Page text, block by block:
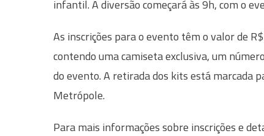
infantil. A diversão começará às 9h, com o
As inscrições para o evento têm o valor de
contendo uma camiseta exclusiva, um
do evento. A retirada dos kits está marcada
Metrópole.
Para mais informações sobre inscrições e